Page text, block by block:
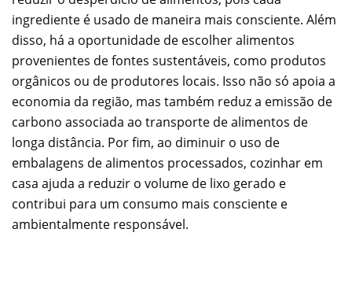
ingrediente é usado de maneira mais consciente. Além
disso, há a oportunidade de escolher alimentos
provenientes de fontes sustentáveis, como produtos
orgânicos ou de produtores locais. Isso não só apoia a
economia da região, mas também reduz a emissão de
carbono associada ao transporte de alimentos de
longa distância. Por fim, ao diminuir o uso de
embalagens de alimentos processados, cozinhar em
casa ajuda a reduzir o volume de lixo gerado e
contribui para um consumo mais consciente e
ambientalmente responsável.